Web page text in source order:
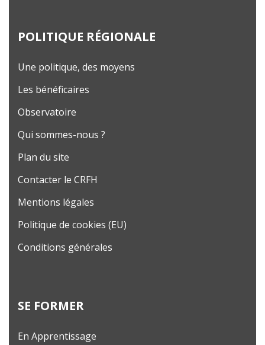
POLITIQUE RÉGIONALE
Une politique, des moyens
Les bénéficaires
Observatoire
Qui sommes-nous ?
Plan du site
Contacter le CRFH
Mentions légales
Politique de cookies (EU)
Conditions générales
SE FORMER
En Apprentissage